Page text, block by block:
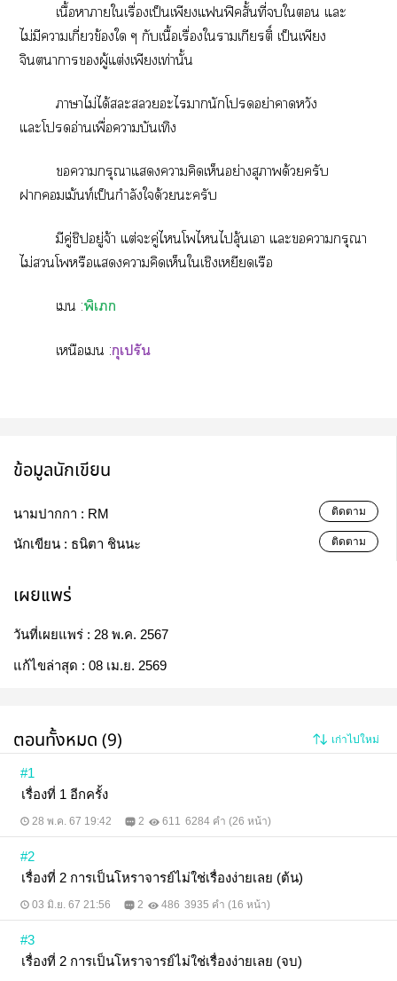
เนื้อาาใเรื่องเป็นเพียงแฟิคสั้นที่ใ แะ
ไม่มีาเกี่ยวข้องใ ๆ กับเนื้อเรื่องใรามเกียรติ์ เป็นเพียง
จินตนาการผู้แต่งเพียงเท่านั้น
าาไม่ได้ะะไานักโอย่าาหวัง
แะโอ่านเพื่อาบันเทิง
ากรุณาแาคิดเห็นอย่างสุภาพด้วยครับ
าเม้นท์เป็นกำลังใด้วยะครับ
มีคู่ชิปอยู่จ้า แต่ะคู่ไโไไลุ้นเา แะากรุณา
ไม่โหรือแาคิดเห็นใเชิงเหยียดเรือ
เ :พิเภก
เหนือเ :กุเปรัน
ข้อมูลนักเขียน
นามปากกา : RM ติดตาม
นักเขียน : ธนิตา ชินนะ ติดตาม
เผยแพร่
วันที่เผยแพร่ : 28 พ.ค. 2567
แก้ไขล่าสุด : 08 เม.ย. 2569
ตอนทั้งหมด (9) เก่าไปใหม่
#1
เรื่องที่ 1 อีกครั้ง
28 พ.ค. 67 19:42 2 611 6284 คำ (26 หน้า)
#2
เรื่องที่ 2 การเป็นโหราจารย์ไม่ใช่เรื่องง่ายเลย (ต้น)
03 มิ.ย. 67 21:56 2 486 3935 คำ (16 หน้า)
#3
เรื่องที่ 2 การเป็นโหราจารย์ไม่ใช่เรื่องง่ายเลย (จบ)